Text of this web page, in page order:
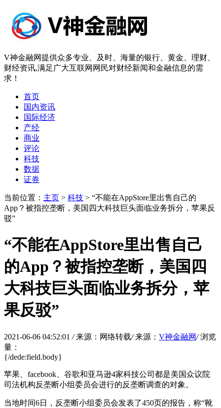
V神金融网提供众多专业、及时、海量的银行、黄金、理财、
财经资讯,满足广大互联网网民对财经新闻和金融信息的需
求！
首页
国内资讯
国际经济
产经
商业
评论
科技
数据
证券
当前位置： 主页 > 科技 > “不能在AppStore里出售自己的
App？被指控垄断，美国四大科技巨头面临业务拆分，苹果反
驳”
“不能在AppStore里出售自己
的App？被指控垄断，美国四
大科技巨头面临业务拆分，苹
果反驳”
2021-06-06 04:52:01 / 来源：网络转载/ 来源： V神金融网/ 浏览
量：
{/dede:field.body}
苹果、facebook、谷歌和亚马逊4家科技公司都是美国众议院
司法机构反垄断小组委员会进行的反垄断调查的对象。
当地时间6日，反垄断小组委员会发表了450页的报告，称“靴